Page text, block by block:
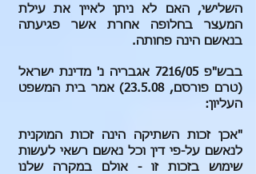
השלישי, האם לא ניתן לאיין את עילת
המעצר בחלופה אחרת אשר פגיעתה
בנאשם הינה פחותה.
בבש"פ 7216/05 אגבריה נ' מדינת ישראל
(טרם פורסם, 23.5.08) אמר בית המשפט
העליון:
"אכן זכות השתיקה הינה זכות המוקנית
לנאשם על-פי דין וכל נאשם רשאי לעשות
שימוש בזכות זו - אולם במקרה שלנו